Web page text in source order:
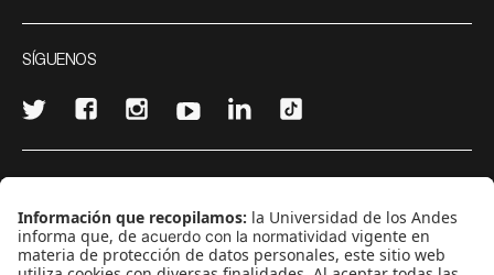
SÍGUENOS
CONTÁCTANOS